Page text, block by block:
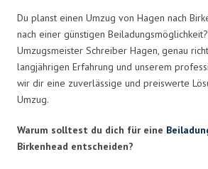
Du planst einen Umzug von Hagen nach
nach einer günstigen
Umzugsmeister Schreiber Hagen, genau
langjährigen Erfahrung und unserem
wir dir eine zuverlässige und preiswerte
Umzug.
Warum solltest du dich für eine
Birkenhead entscheiden?